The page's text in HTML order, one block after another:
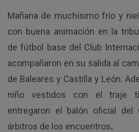
Mañana de muchísimo frío y
con buena animación en la
de fútbol base del Club
acompañaron en su salida al
de Baleares y Castilla y León.
niño vestidos con el traje
entregaron el balón oficial del
árbitros de los encuentros.